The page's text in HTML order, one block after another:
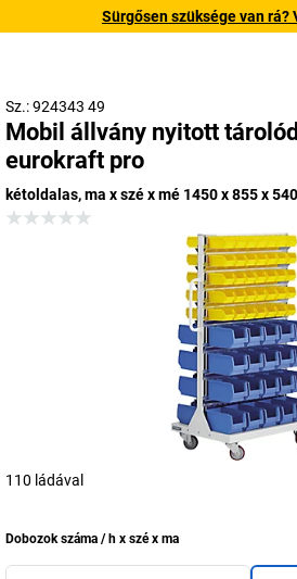
Sürgősen szüksége van rá?
Sz.: 924343 49
Mobil állvány nyitott
eurokraft pro
kétoldalas, ma x szé x mé 1450 x 855 x
110 ládával
Dobozok száma / h x szé x ma